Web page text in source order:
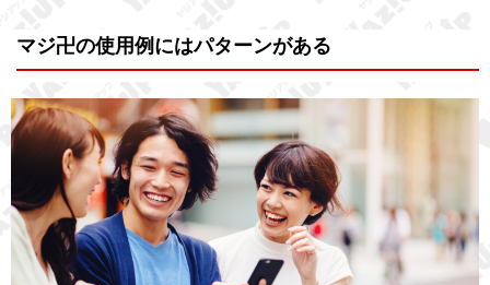
マジ卍の使用例にはパターンがある